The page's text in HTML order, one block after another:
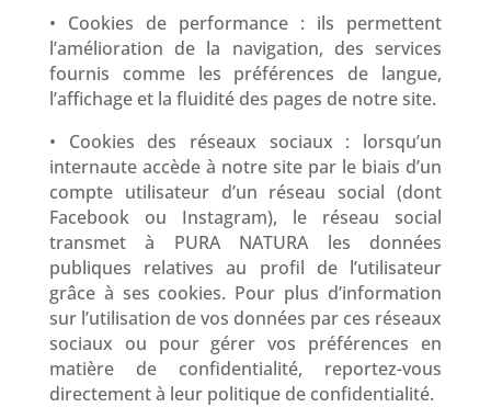
• Cookies de performance : ils permettent
l’amélioration de la navigation, des services
fournis comme les préférences de langue,
l’affichage et la fluidité des pages de notre site.
• Cookies des réseaux sociaux : lorsqu’un
internaute accède à notre site par le biais d’un
compte utilisateur d’un réseau social (dont
Facebook ou Instagram), le réseau social
transmet à PURA NATURA les données
publiques relatives au profil de l’utilisateur
grâce à ses cookies. Pour plus d’information
sur l’utilisation de vos données par ces réseaux
sociaux ou pour gérer vos préférences en
matière de confidentialité, reportez-vous
directement à leur politique de confidentialité.